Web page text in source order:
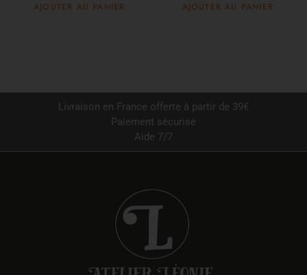
AJOUTER AU PANIER AJOUTER AU PANIER
Livraison en France offerte à partir de 39€
Paiement sécurisé
Aide 7/7